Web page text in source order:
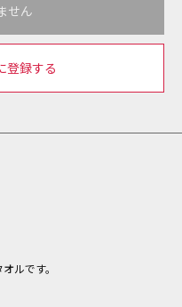
登録する
せん
ルです。